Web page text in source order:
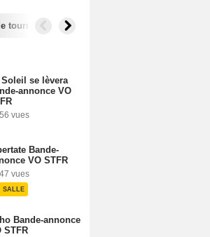
tournage Récompenses
Soleil se lèvera
annonce VO
vues
Bande-
VO STFR
vues
SALLE
Bande-annonce
STFR